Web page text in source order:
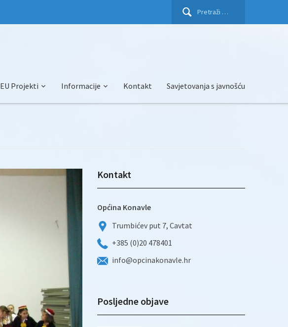
Pretraži:
EU Projekti Informacije Kontakt Savjetovanja s javnošću
Kontakt
Općina Konavle
Trumbićev put 7, Cavtat
+385 (0)20 478401
info@opcinakonavle.hr
Posljedne objave